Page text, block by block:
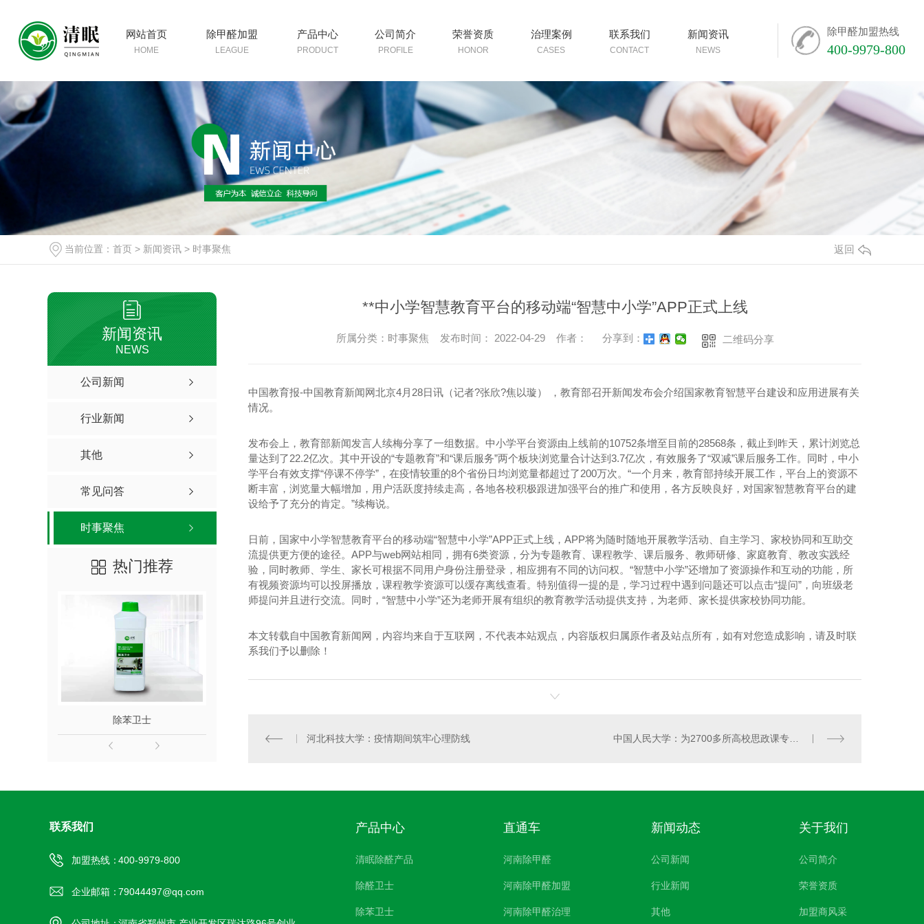
除甲醛加盟热线
400-9979-800
网站首页
HOME
除甲醛加盟
LEAGUE
产品中心
PRODUCT
公司简介
PROFILE
荣誉资质
HONOR
治理案例
CASES
联系我们
CONTACT
新闻资讯
NEWS
当前位置： 首页 > 新闻资讯 > 时事聚焦 返回
新闻资讯
NEWS
公司新闻
行业新闻
其他
常见问答
时事聚焦
热门推荐
除苯卫士
**中小学智慧教育平台的移动端“智慧中小学”APP正式上线
所属分类：时事聚焦 发布时间： 2022-04-29 作者： 分享到： 二维码分享
中国教育报-中国教育新闻网北京4月28日讯（记者?张欣?焦以璇） ，教育部召开新闻发布会介绍国家教育智慧平台建设和应用进展有关
情况。
发布会上，教育部新闻发言人续梅分享了一组数据。中小学平台资源由上线前的10752条增至目前的28568条，截止到昨天，累计浏览总
量达到了22.2亿次。其中开设的“专题教育”和“课后服务”两个板块浏览量合计达到3.7亿次，有效服务了“双减”课后服务工作。同时，中小
学平台有效支撑“停课不停学”，在疫情较重的8个省份日均浏览量都超过了200万次。“一个月来，教育部持续开展工作，平台上的资源不
断丰富，浏览量大幅增加，用户活跃度持续走高，各地各校积极跟进加强平台的推广和使用，各方反映良好，对国家智慧教育平台的建
设给予了充分的肯定。”续梅说。
日前，国家中小学智慧教育平台的移动端“智慧中小学”APP正式上线，APP将为随时随地开展教学活动、自主学习、家校协同和互助交
流提供更方便的途径。APP与web网站相同，拥有6类资源，分为专题教育、课程教学、课后服务、教师研修、家庭教育、教改实践经
验，同时教师、学生、家长可根据不同用户身份注册登录，相应拥有不同的访问权。“智慧中小学”还增加了资源操作和互动的功能，所
有视频资源均可以投屏播放，课程教学资源可以缓存离线查看。特别值得一提的是，学习过程中遇到问题还可以点击“提问”，向班级老
师提问并且进行交流。同时，“智慧中小学”还为老师开展有组织的教育教学活动提供支持，为老师、家长提供家校协同功能。
本文转载自中国教育新闻网，内容均来自于互联网，不代表本站观点，内容版权归属原作者及站点所有，如有对您造成影响，请及时联
系我们予以删除！
河北科技大学：疫情期间筑牢心理防线 中国人民大学：为2700多所高校思政课专兼职教师提供全方位、多层次、立体化服务
联系我们
加盟热线：400-9979-800
企业邮箱：79044497@qq.com
产品中心
清眠除醛产品
除醛卫士
除苯卫士
直通车
河南除甲醛
河南除甲醛加盟
河南除甲醛治理
新闻动态
公司新闻
行业新闻
其他
关于我们
公司简介
荣誉资质
加盟商风采